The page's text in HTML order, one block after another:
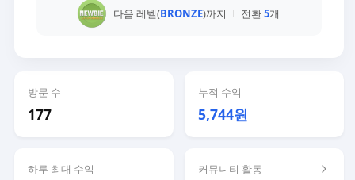
다음 레벨(BRONZE)까지 전환5개
방문 수
177
누적 수익
5,744원
하루 최대 수익 커뮤니티 활동